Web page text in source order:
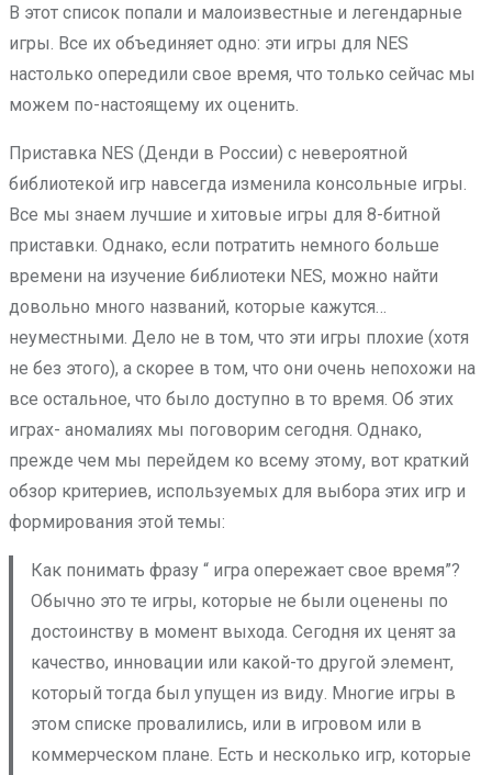
В этот список попали и малоизвестные и легендарные
игры. Все их объединяет одно: эти игры для NES
настолько опередили свое время, что только сейчас мы
можем по-настоящему их оценить.
Приставка NES (Денди в России) с невероятной
библиотекой игр навсегда изменила консольные игры.
Все мы знаем лучшие и хитовые игры для 8-битной
приставки. Однако, если потратить немного больше
времени на изучение библиотеки NES, можно найти
довольно много названий, которые кажутся…
неуместными. Дело не в том, что эти игры плохие (хотя
не без этого), а скорее в том, что они очень непохожи на
все остальное, что было доступно в то время. Об этих
играх- аномалиях мы поговорим сегодня. Однако,
прежде чем мы перейдем ко всему этому, вот краткий
обзор критериев, используемых для выбора этих игр и
формирования этой темы:
Как понимать фразу “ игра опережает свое время”?
Обычно это те игры, которые не были оценены по
достоинству в момент выхода. Сегодня их ценят за
качество, инновации или какой-то другой элемент,
который тогда был упущен из виду. Многие игры в
этом списке провалились, или в игровом или в
коммерческом плане. Есть и несколько игр, которые